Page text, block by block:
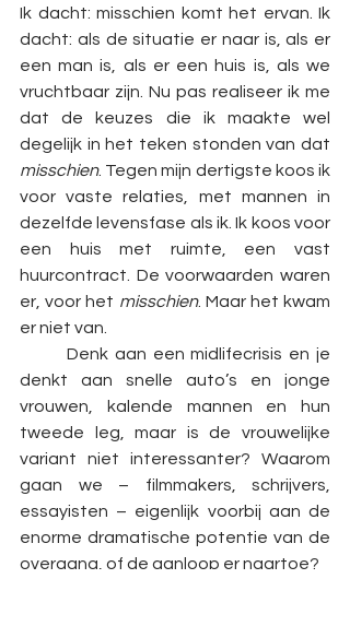
Ik dacht: misschien komt het ervan. Ik
dacht: als de situatie er naar is, als er
een man is, als er een huis is, als we
vruchtbaar zijn. Nu pas realiseer ik me
dat de keuzes die ik maakte wel
misschien. Tegen mijn dertigste koos ik
voor vaste relaties, met mannen in
dezelfde levensfase als ik. Ik koos voor
een huis met ruimte, een vast
huurcontract. De voorwaarden waren
er, voor het misschien. Maar het kwam
er niet van.
denkt aan snelle auto’s en jonge
vrouwen, kalende mannen en hun
tweede leg, maar is de vrouwelijke
variant niet interessanter? Waarom
gaan we – filmmakers, schrijvers,
essayisten – eigenlijk voorbij aan de
enorme dramatische potentie van de
overgang, of de aanloop er naartoe?